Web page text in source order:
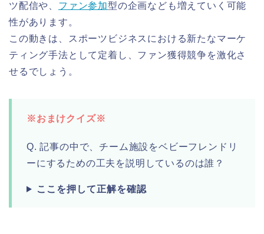
ツ配信や、 ファン参加型の企画なども増えていく可能
性があります。
この動きは、スポーツビジネスにおける新たなマーケ
ティング手法として定着し、ファン獲得競争を激化さ
せるでしょう。
※おまけクイズ※
Q. 記事の中で、チーム施設をベビーフレンドリ
ーにするための工夫を説明しているのは誰？
ここを押して正解を確認